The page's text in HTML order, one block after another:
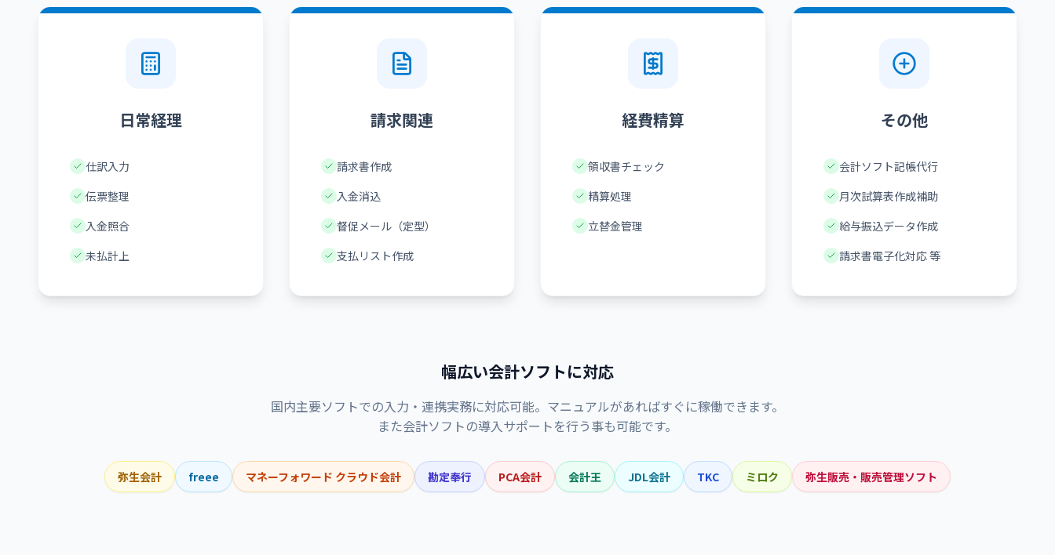
日常経理
仕訳入力
伝票整理
入金照合
未払計上
請求関連
請求書作成
入金消込
督促メール（定型）
支払リスト作成
経費精算
領収書チェック
精算処理
立替金管理
その他
会計ソフト記帳代行
月次試算表作成補助
給与振込データ作成
請求書電子化対応 等
幅広い会計ソフトに対応
国内主要ソフトでの入力・連携実務に対応可能。マニュアルがあればすぐに稼働できます。
また会計ソフトの導入サポートを行う事も可能です。
弥生会計 freee マネーフォワード クラウド会計 勘定奉行 PCA会計 会計王 JDL会計 TKC ミロク 弥生販売・販売管理ソフト